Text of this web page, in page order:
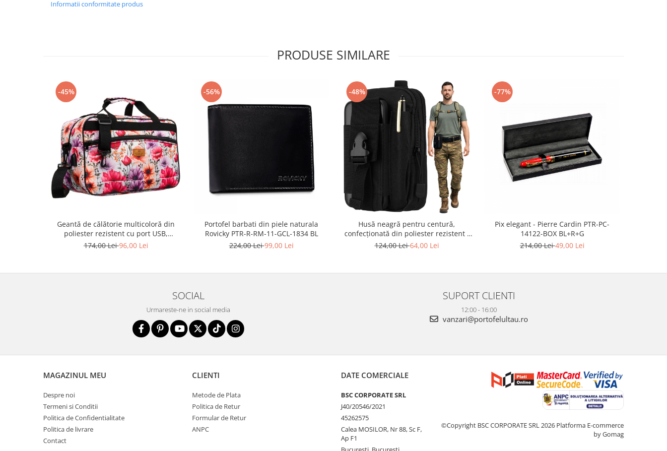
Informatii conformitate produs
PRODUSE SIMILARE
-45%
Geantă de călătorie multicoloră din
poliester rezistent cu port USB,
acoperită cu un model vegetal - Rovicky
174,00 Lei96,00 Lei
-56%
Portofel barbati din piele naturala
Rovicky PTR-R-RM-11-GCL-1834 BL
224,00 Lei99,00 Lei
-48%
Husă neagră pentru centură,
confecționată din poliester rezistent -
Rovicky PTR-R-064-9237 BLACK
124,00 Lei64,00 Lei
-77%
Pix elegant - Pierre Cardin PTR-PC-
14122-BOX BL+R+G
214,00 Lei49,00 Lei
SOCIAL
Urmareste-ne in social media
SUPORT CLIENTI
12:00 - 16:00
vanzari@portofelultau.ro
MAGAZINUL MEU
Despre noi
Termeni si Conditii
Politica de Confidentialitate
Politica de livrare
Contact
CLIENTI
Metode de Plata
Politica de Retur
Formular de Retur
ANPC
DATE COMERCIALE
BSC CORPORATE SRL
J40/20546/2021
45262575
Calea MOSILOR, Nr 88, Sc F,
Ap F1
©Copyright BSC CORPORATE SRL 2026 Platforma E-commerce
by Gomag